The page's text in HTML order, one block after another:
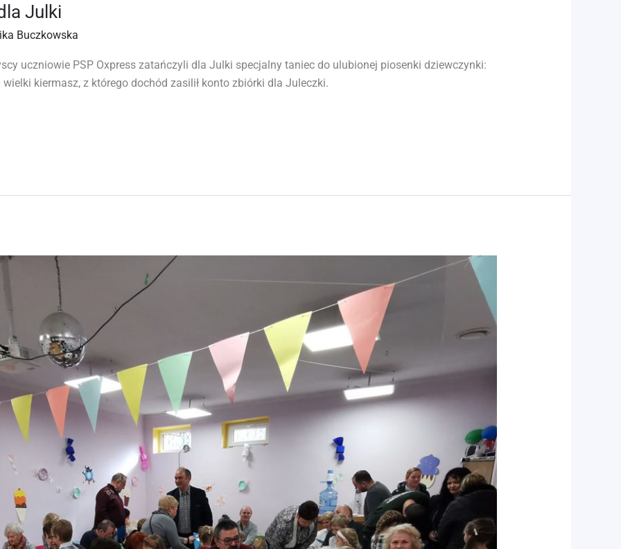
Julki
Buczkowska
uczniowie PSP Oxpress zatańczyli dla Julki specjalny taniec do ulubionej piosenki dziewczynki:
wielki kiermasz, z którego dochód zasilił konto zbiórki dla Juleczki.